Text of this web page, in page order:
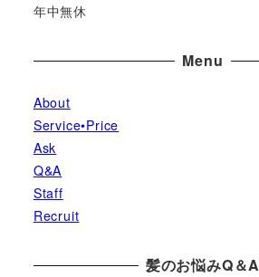
年中無休
Menu
About
Service•Price
Ask
Q&A
Staff
Recruit
髪のお悩みQ＆A